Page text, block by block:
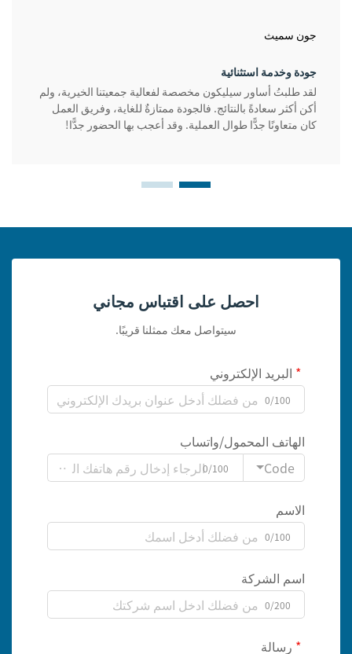
جون سميث
جودة وخدمة استثنائية
لقد طلبتُ أساور سيليكون مخصصة لفعالية جمعيتنا الخيرية، ولم
أكن أكثر سعادةً بالنتائج. فالجودة ممتازةٌ للغاية، وفريق العمل
كان متعاونًا جدًّا طوال العملية. وقد أعجب بها الحضور جدًّا!
احصل على اقتباس مجاني
سيتواصل معك ممثلنا قريبًا.
البريد الإلكتروني
0/100
الهاتف المحمول/واتساب
Code
0/100
الاسم
0/100
اسم الشركة
0/200
رسالة